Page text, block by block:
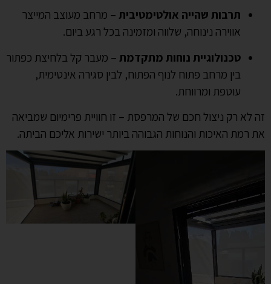
תרבות שהייה אולטימטיבית – מרחב מעוצב המייצר
אווירה נינוחה, שלווה ומזמינה בכל רגע ביום.
טכנולוגיית נוחות מתקדמת – מעבר קל בלחיצת כפתור
בין מרחב פתוח לנוף הפתוח, לבין סגירה אינטימית,
עוטפת ומרווחת.
זה לא רק ניצול חכם של המרפסת – זו חוויית פרימיום שמביאה
את רמת האיכות והנוחות הגבוהה ביותר ישירות אליכם הביתה.